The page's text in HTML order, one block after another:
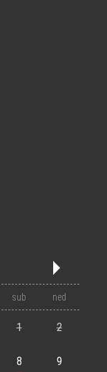
10 12
'29 '31
sub ned
1 2
8 9